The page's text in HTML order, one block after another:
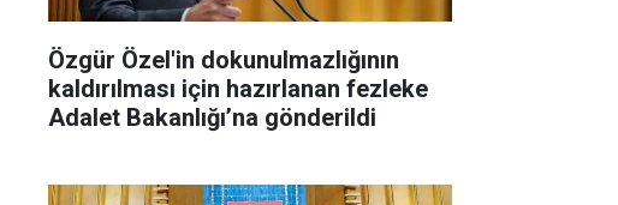
Özgür Özel'in dokunulmazlığının
kaldırılması için hazırlanan fezleke
Adalet Bakanlığı’na gönderildi